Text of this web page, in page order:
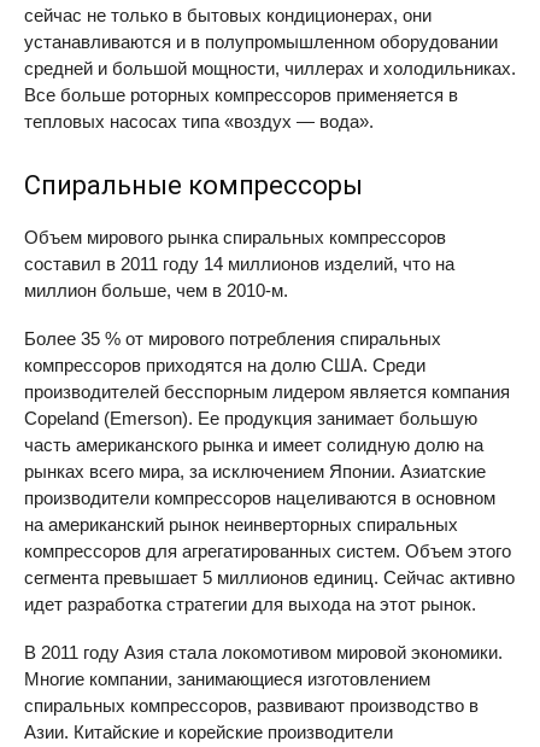
сейчас не только в бытовых кондиционерах, они
устанавливаются и в полупромышленном оборудовании
средней и большой мощности, чиллерах и холодильниках.
Все больше роторных компрессоров применяется в
тепловых насосах типа «воздух — вода».
Спиральные компрессоры
Объем мирового рынка спиральных компрессоров
составил в 2011 году 14 миллионов изделий, что на
миллион больше, чем в 2010-м.
Более 35 % от мирового потребления спиральных
компрессоров приходятся на долю США. Среди
производителей бесспорным лидером является компания
Copeland (Emerson). Ее продукция занимает большую
часть американского рынка и имеет солидную долю на
рынках всего мира, за исключением Японии. Азиатские
производители компрессоров нацеливаются в основном
на американский рынок неинверторных спиральных
компрессоров для агрегатированных систем. Объем этого
сегмента превышает 5 миллионов единиц. Сейчас активно
идет разработка стратегии для выхода на этот рынок.
В 2011 году Азия стала локомотивом мировой экономики.
Многие компании, занимающиеся изготовлением
спиральных компрессоров, развивают производство в
Азии. Китайские и корейские производители